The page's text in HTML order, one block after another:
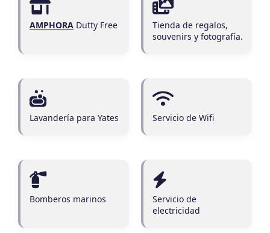
AMPHORA Dutty Free
Tienda de regalos,
souvenirs y fotografía.
Lavandería para Yates Servicio de Wifi
Bomberos marinos
Servicio de
electricidad